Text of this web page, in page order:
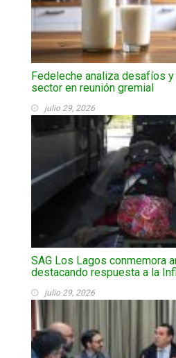
Fedeleche analiza desafíos
sector en reunión gremial
julio 29, 2026
SAG Los Lagos conmemora
destacando respuesta a la
julio 29, 2026